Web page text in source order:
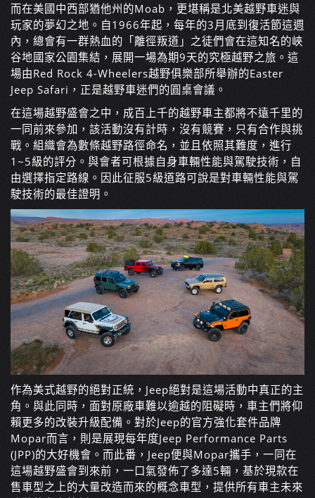
而在美國中西部猶他州的Moab，更堪稱是北美越野車迷與
玩家的夢幻之地。自1966年起，每年的3月底到復活節這週
內，總會有一群熱血的「離徑叛道」之徒們會在這知名的峽
谷地國家公園集結，展開一場為期9天的究極越野之旅。這
場由Red Rock 4-Wheelers越野俱樂部所舉辦的Easter
Jeep Safari，正是越野車迷們的圓桌會議。
在這場越野盛會之中，成百上千的越野車主都將不遠千里的
一同前來參加，該活動沒有計時，沒有競賽，只有合作與挑
戰。組織會為數條越野路徑命名，並且依照其難度，進行
1~5級的評分。與會者可根據自身車輛性能與駕駛技術，自
由選擇指定路線。因此征服5級道路可說是對車輛性能與駕
駛技術的最佳證明。
作為美式越野的絕對正統，Jeep絕對是這場活動中真正的主
角。與此同時，面對原廠車難以逾越的阻礙時，車主們將仰
賴更多的改裝升級配備。對於Jeep的官方強化套件品牌
Mopar而言，則是展現每年度Jeep Performance Parts
(JPP)的大好機會。而此番，Jeep便與Mopar攜手，一同在
這場越野盛會到來前，一口氣發佈了多達5輛，基於現款在
售車型之上的大量改造而來的概念車型，提供所有車主未來